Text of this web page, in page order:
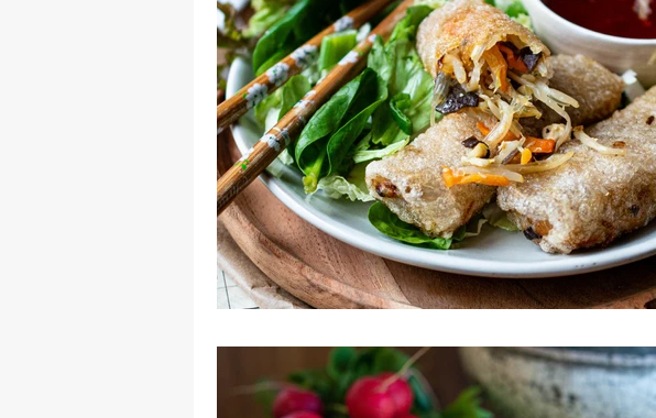
Pizza, sandwich & pâtes salées Pain, tresse & brioche